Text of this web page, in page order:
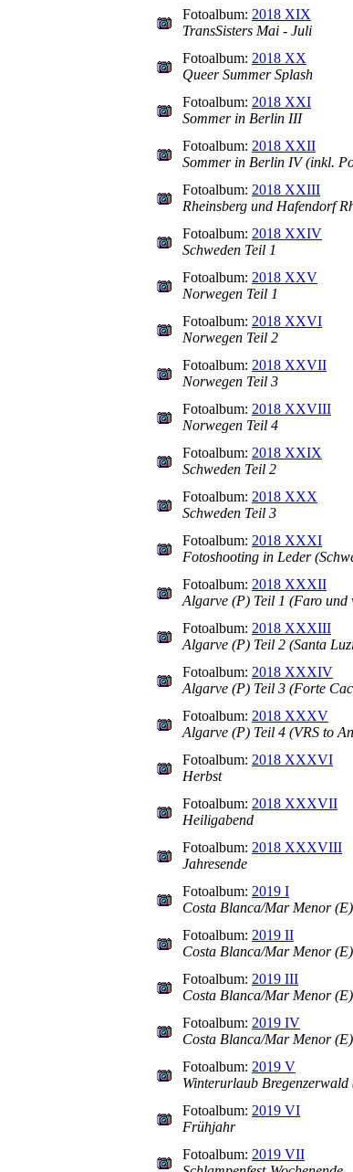
Fotoalbum: 2018 XIX
TransSisters Mai - Juli
Fotoalbum: 2018 XX
Queer Summer Splash
Fotoalbum: 2018 XXI
Sommer in Berlin III
Fotoalbum: 2018 XXII
Sommer in Berlin IV (inkl.
Fotoalbum: 2018 XXIII
Rheinsberg und Hafendorf
Fotoalbum: 2018 XXIV
Schweden Teil 1
Fotoalbum: 2018 XXV
Norwegen Teil 1
Fotoalbum: 2018 XXVI
Norwegen Teil 2
Fotoalbum: 2018 XXVII
Norwegen Teil 3
Fotoalbum: 2018 XXVIII
Norwegen Teil 4
Fotoalbum: 2018 XXIX
Schweden Teil 2
Fotoalbum: 2018 XXX
Schweden Teil 3
Fotoalbum: 2018 XXXI
Fotoshooting in Leder
Fotoalbum: 2018 XXXII
Algarve (P) Teil 1 (Faro und
Fotoalbum: 2018 XXXIII
Algarve (P) Teil 2 (Santa
Fotoalbum: 2018 XXXIV
Algarve (P) Teil 3 (Forte
Fotoalbum: 2018 XXXV
Algarve (P) Teil 4 (VRS to
Fotoalbum: 2018 XXXVI
Herbst
Fotoalbum: 2018 XXXVII
Heiligabend
Fotoalbum: 2018 XXXVIII
Jahresende
Fotoalbum: 2019 I
Costa Blanca/Mar Menor
Fotoalbum: 2019 II
Costa Blanca/Mar Menor
Fotoalbum: 2019 III
Costa Blanca/Mar Menor
Fotoalbum: 2019 IV
Costa Blanca/Mar Menor
Fotoalbum: 2019 V
Winterurlaub Bregenzerwald
Fotoalbum: 2019 VI
Frühjahr
Fotoalbum: 2019 VII